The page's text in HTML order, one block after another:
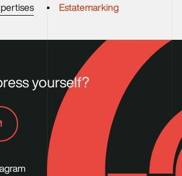
Estatemarking
yourself?